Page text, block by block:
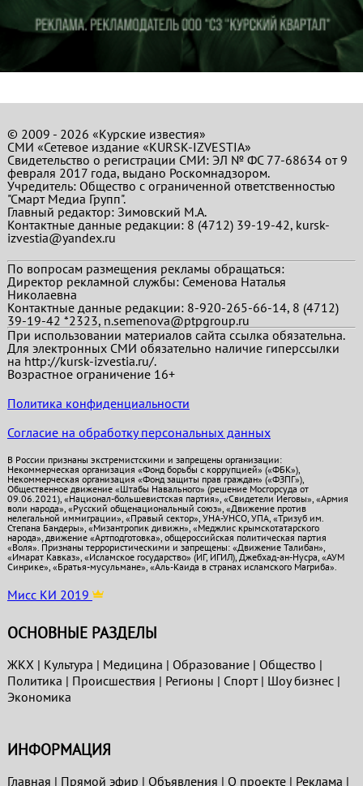
© 2009 - 2026 «Курские известия»
СМИ «Сетевое издание «KURSK-IZVESTIA»
Свидетельство о регистрации СМИ: ЭЛ № ФС 77-68634 от 9
февраля 2017 года, выдано Роскомнадзором.
Учредитель: Общество с ограниченной ответственностью
"Смарт Медиа Групп".
Главный редактор:Зимовский М.А.
Контактные данные редакции: 8 (4712) 39-19-42, kursk-
izvestia@yandex.ru
По вопросам размещения рекламы обращаться:
Директор рекламной службы: Семенова Наталья
Николаевна
Контактные данные редакции: 8-920-265-66-14, 8 (4712)
39-19-42 *2323, n.semenova@ptpgroup.ru
При использовании материалов сайта ссылка обязательна.
Для электронных СМИ обязательно наличие гиперссылки
на http://kursk-izvestia.ru/.
Возрастное ограничение 16+
Политика конфиденциальности
Согласие на обработку персональных данных
В России признаны экстремистскими и запрещены организации:
Некоммерческая организация «Фонд борьбы с коррупцией» («ФБК»),
Некоммерческая организация «Фонд защиты прав граждан» («ФЗПГ»),
Общественное движение «Штабы Навального» (решение Мосгорсуда от
09.06.2021), «Национал-большевистская партия», «Свидетели Иеговы», «Армия
воли народа», «Русский общенациональный союз», «Движение против
нелегальной иммиграции», «Правый сектор», УНА-УНСО, УПА, «Тризуб им.
Степана Бандеры», «Мизантропик дивижн», «Меджлис крымскотатарского
народа», движение «Артподготовка», общероссийская политическая партия
«Воля». Признаны террористическими и запрещены: «Движение Талибан»,
«Имарат Кавказ», «Исламское государство» (ИГ, ИГИЛ), Джебхад-ан-Нусра, «АУМ
Синрике», «Братья-мусульмане», «Аль-Каида в странах исламского Магриба».
Мисс КИ 2019
ОСНОВНЫЕ РАЗДЕЛЫ
ЖКХ| Культура | Медицина | Образование| Общество |
Политика | Проиcшествия | Регионы | Спорт| Шоу бизнес|
Экономика
ИНФОРМАЦИЯ
Главная | Прямой эфир | Объявления | О проекте| Реклама |